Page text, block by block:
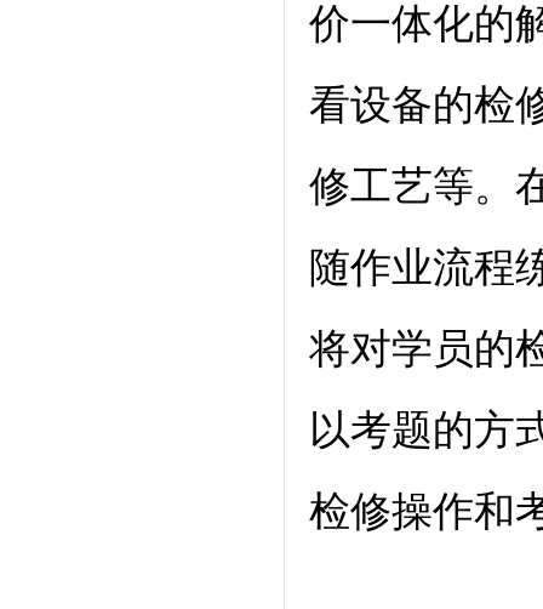
价一体化的
看设备的检
修工艺等。
随作业流程
将对学员的
以考题的方
检修操作和